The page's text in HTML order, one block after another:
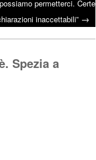
permetterci. Certe
inaccettabili” →
Spezia a